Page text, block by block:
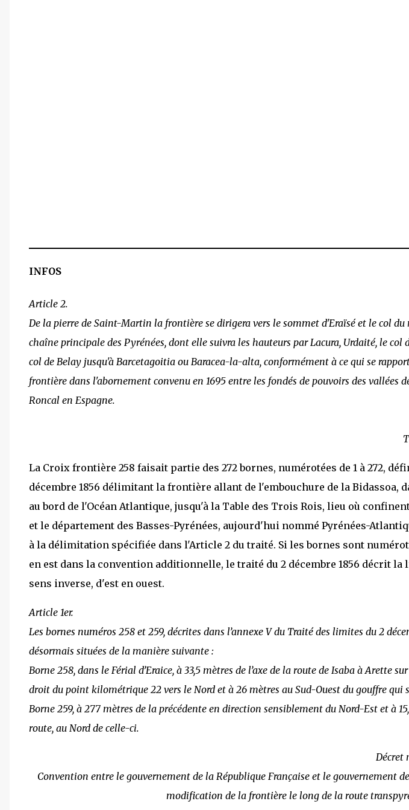
INFOS
Article 2.
De la pierre de Saint-Martin la frontière se dirigera vers le sommet d'Eraïsé et le col du
chaîne principale des Pyrénées, dont elle suivra les hauteurs par Lacura, Urdaité, le
col de Belay jusqu'à Barcetagoitia ou Baracea-la-alta, conformément à ce qui se
frontière dans l'abornement convenu en 1695 entre les fondés de pouvoirs des vallées
Roncal en Espagne.
La Croix frontière 258 faisait partie des 272 bornes, numérotées de 1 à 272,
décembre 1856 délimitant la frontière allant de l'embouchure de la Bidassoa,
au bord de l'Océan Atlantique, jusqu'à la Table des Trois Rois, lieu où
et le département des Basses-Pyrénées, aujourd'hui nommé Pyrénées-
à la délimitation spécifiée dans l'Article 2 du traité. Si les bornes sont
en est dans la convention additionnelle, le traité du 2 décembre 1856 décrit
sens inverse, d'est en ouest.
Article 1er.
Les bornes numéros 258 et 259, décrites dans l’annexe V du Traité des limites du 2
désormais situées de la manière suivante :
Borne 258, dans le Férial d’Eraice, à 33,5 mètres de l’axe de la route de Isaba à Arette
droit du point kilométrique 22 vers le Nord et à 26 mètres au Sud-Ouest du gouffre qui
Borne 259, à 277 mètres de la précédente en direction sensiblement du Nord-Est et à
route, au Nord de celle-ci.
Décret
Convention entre le gouvernement de la République Française et le gouvernement
modification de la frontière le long de la route